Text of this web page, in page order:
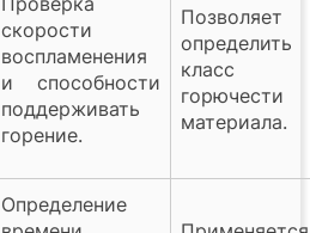
скорости
воспламенения
и способности
поддерживать
горение.
Позволяет
определить
класс
горючести
материала.
Определение